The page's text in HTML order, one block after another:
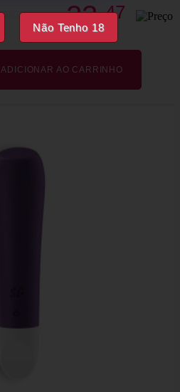
Não Tenho 18
€23,47
ADICIONAR AO CARRINHO